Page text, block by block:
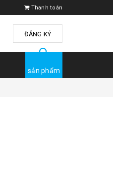
Thanh toán
ĐĂNG KÝ
sản phẩm